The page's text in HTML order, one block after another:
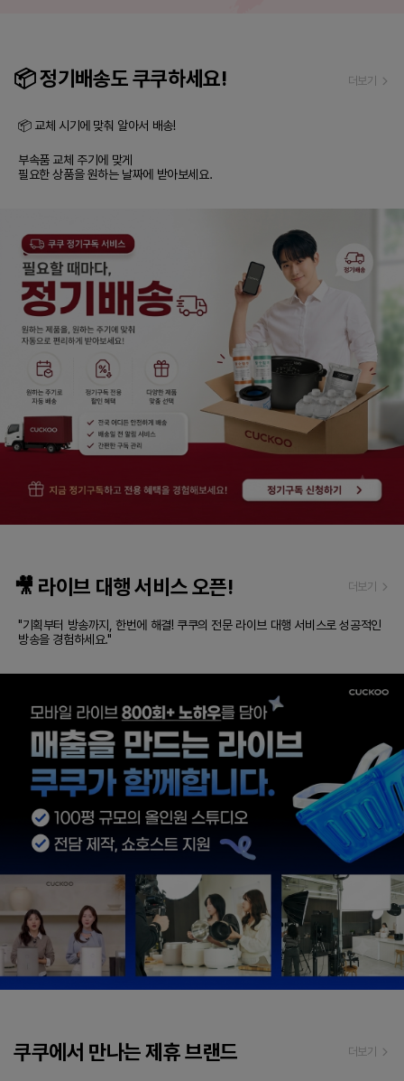
📦 정기배송도 쿠쿠하세요! 더보기
📦 교체 시기에 맞춰 알아서 배송!
부속품 교체 주기에 맞게
필요한 상품을 원하는 날짜에 받아보세요.
🎥 라이브 대행 서비스 오픈! 더보기
"기획부터 방송까지, 한번에 해결! 쿠쿠의 전문 라이브 대행 서비스로 성공적인
방송을 경험하세요."
쿠쿠에서 만나는 제휴 브랜드 더보기